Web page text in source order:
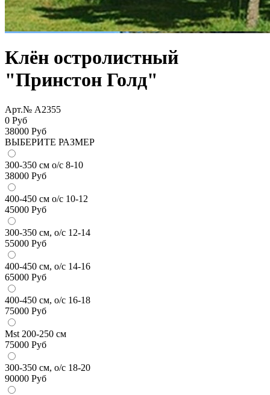
Клён остролистный
"Принстон Голд"
Арт.№ A2355
0 Руб
38000 Руб
ВЫБЕРИТЕ РАЗМЕР
300-350 см о/с 8-10
38000 Руб
400-450 см о/с 10-12
45000 Руб
300-350 см, о/с 12-14
55000 Руб
400-450 см, о/с 14-16
65000 Руб
400-450 см, о/с 16-18
75000 Руб
Mst 200-250 см
75000 Руб
300-350 см, о/с 18-20
90000 Руб